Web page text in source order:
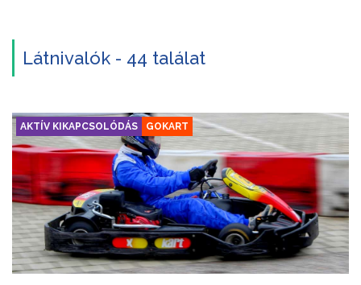
Látnivalók - 44 találat
AKTÍV KIKAPCSOLÓDÁS GOKART